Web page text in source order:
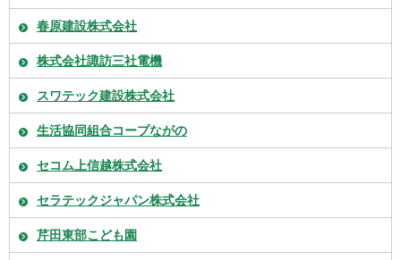
春原建設株式会社
株式会社諏訪三社電機
スワテック建設株式会社
生活協同組合コープながの
セコム上信越株式会社
セラテックジャパン株式会社
芹田東部こども園